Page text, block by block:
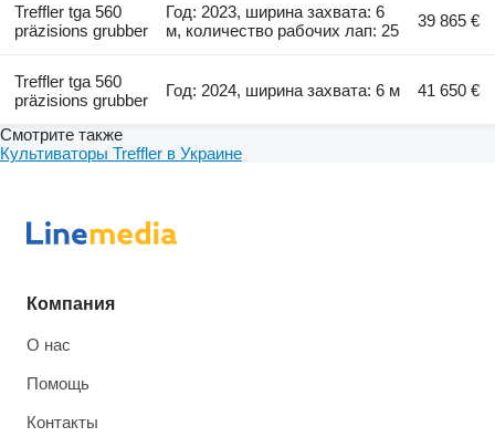
Treffler tga 560
präzisions grubber
Год: 2023, ширина захвата: 6
м, количество рабочих лап: 25
39 865 €
Treffler tga 560
präzisions grubber
Год: 2024, ширина захвата: 6 м 41 650 €
Смотрите также
Культиваторы Treffler в Украине
Компания
О нас
Помощь
Контакты